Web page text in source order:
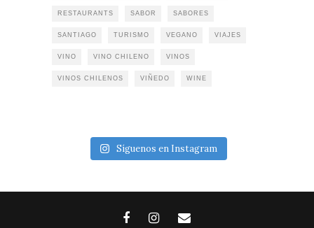
RESTAURANTS SABOR SABORES
SANTIAGO TURISMO VEGANO VIAJES
VINO VINO CHILENO VINOS
VINOS CHILENOS VIÑEDO WINE
Síguenos en Instagram